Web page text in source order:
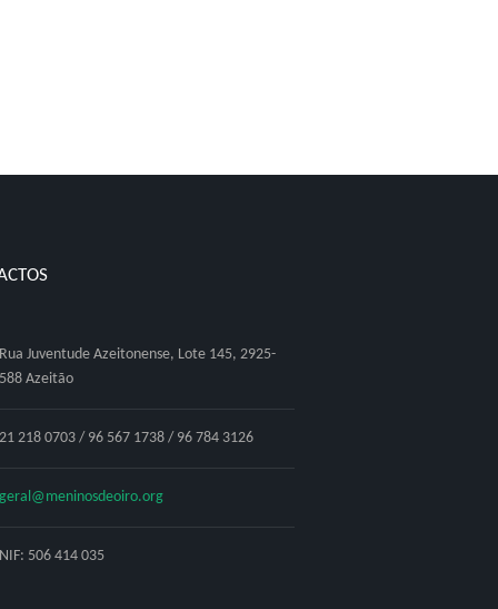
Rua Juventude Azeitonense, Lote 145, 2925-
588 Azeitão
21 218 0703 / 96 567 1738 / 96 784 3126
geral@meninosdeoiro.org
NIF: 506 414 035